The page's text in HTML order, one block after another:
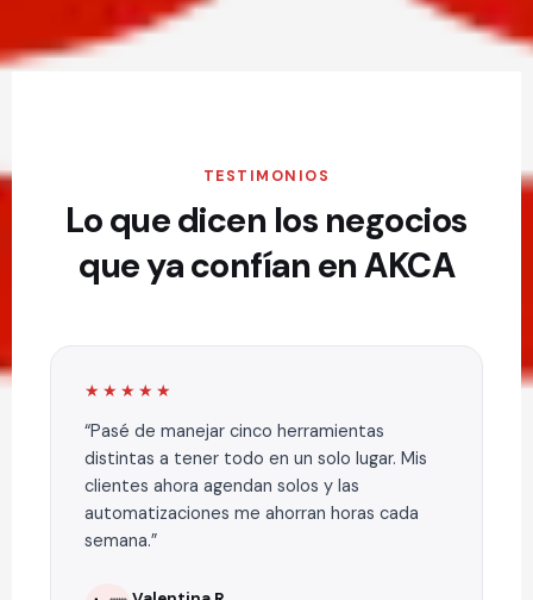
TESTIMONIOS
Lo que dicen los negocios
que ya confían en AKCA
★★★★★
Pasé de manejar cinco herramientas
distintas a tener todo en un solo lugar. Mis
clientes ahora agendan solos y las
automatizaciones me ahorran horas cada
semana.